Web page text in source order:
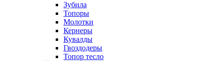
Зубила
Топоры
Молотки
Кернеры
Кувалды
Гвоздодеры
Топор тесло